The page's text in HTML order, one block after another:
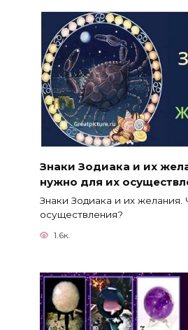
Знаки Зодиака и их
нужно для их
Знаки Зодиака и их желания.
осуществления?
1.6к.